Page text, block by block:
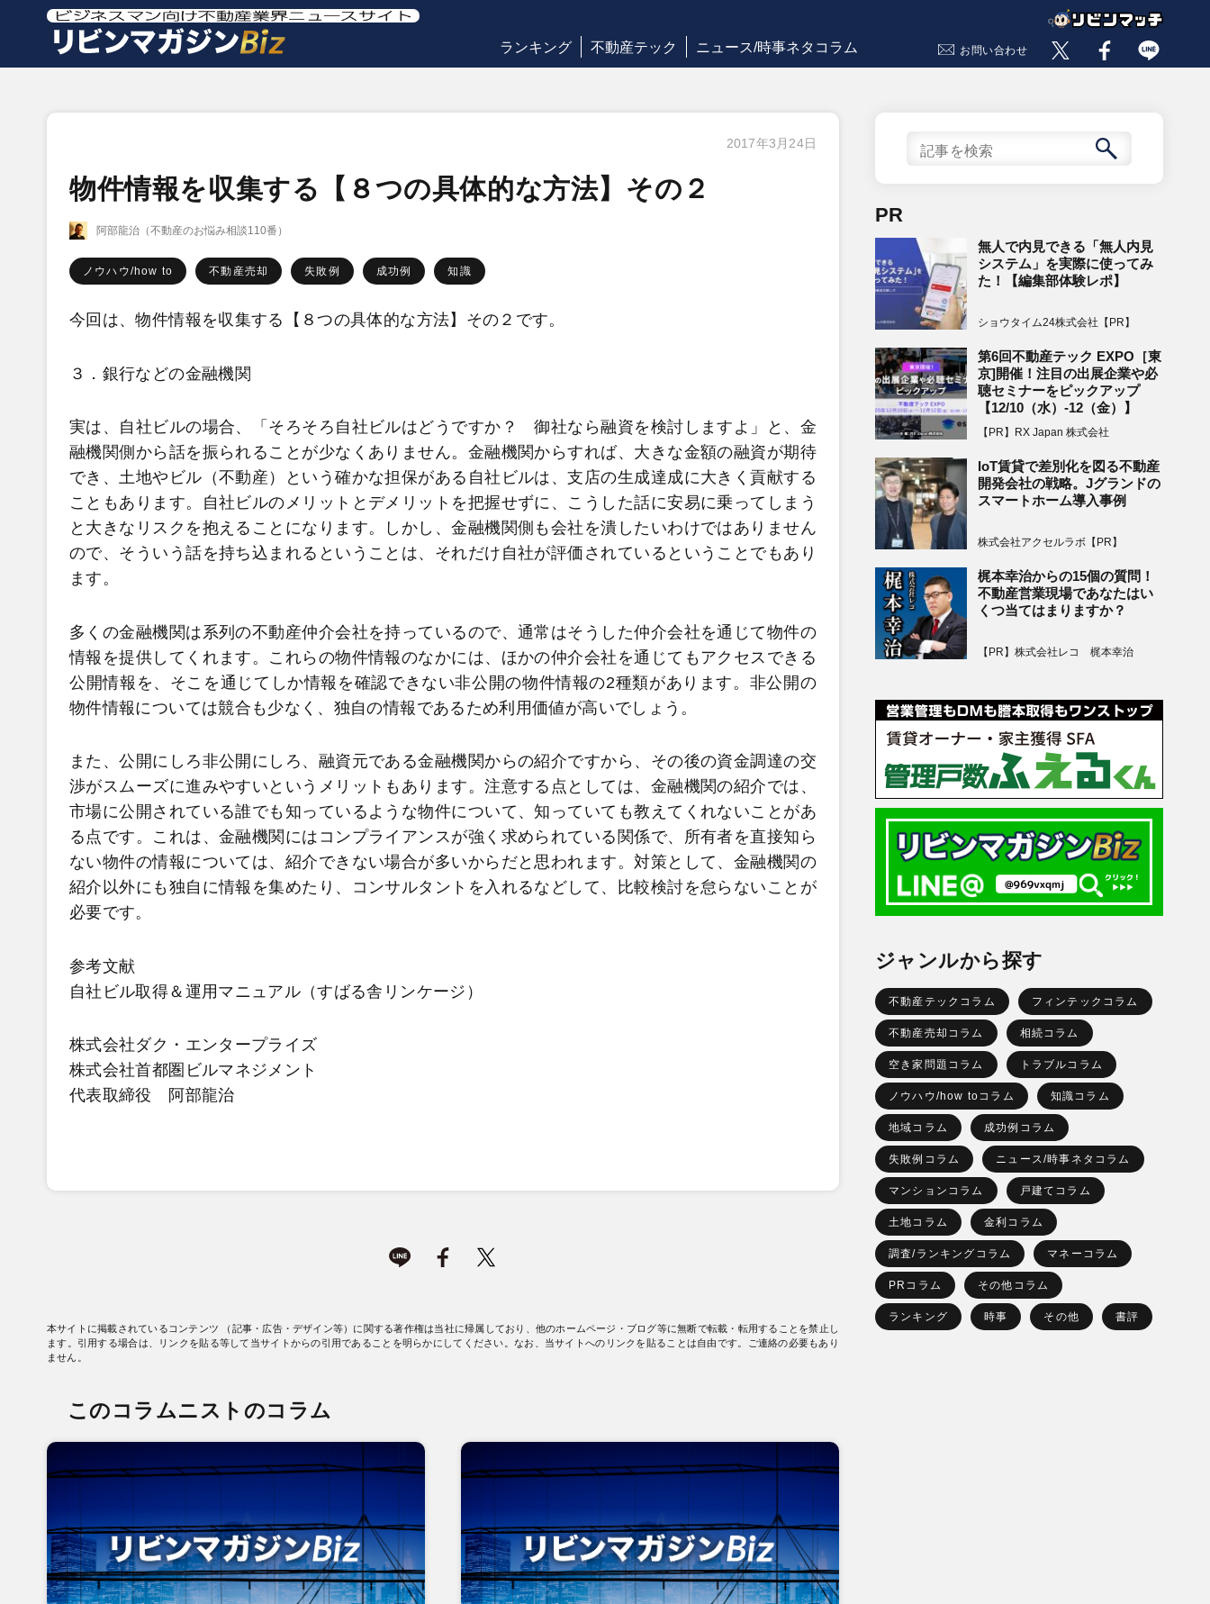
ランキング 不動産テック ニュース/時事ネタコラム お問い合わせ
2017年3月24日
物件情報を収集する【８つの具体的な方法】その２
阿部龍治（不動産のお悩み相談110番）
ノウハウ/how to 不動産売却 失敗例 成功例 知識
今回は、物件情報を収集する【８つの具体的な方法】その２です。
３．銀行などの金融機関
実は、自社ビルの場合、「そろそろ自社ビルはどうですか？ 御社なら融資を検討しますよ」と、金
融機関側から話を振られることが少なくありません。金融機関からすれば、大きな金額の融資が期待
でき、土地やビル（不動産）という確かな担保がある自社ビルは、支店の生成達成に大きく貢献する
こともあります。自社ビルのメリットとデメリットを把握せずに、こうした話に安易に乗ってしまう
と大きなリスクを抱えることになります。しかし、金融機関側も会社を潰したいわけではありません
ので、そういう話を持ち込まれるということは、それだけ自社が評価されているということでもあり
ます。
多くの金融機関は系列の不動産仲介会社を持っているので、通常はそうした仲介会社を通じて物件の
情報を提供してくれます。これらの物件情報のなかには、ほかの仲介会社を通じてもアクセスできる
公開情報を、そこを通じてしか情報を確認できない非公開の物件情報の2種類があります。非公開の
物件情報については競合も少なく、独自の情報であるため利用価値が高いでしょう。
また、公開にしろ非公開にしろ、融資元である金融機関からの紹介ですから、その後の資金調達の交
渉がスムーズに進みやすいというメリットもあります。注意する点としては、金融機関の紹介では、
市場に公開されている誰でも知っているような物件について、知っていても教えてくれないことがあ
る点です。これは、金融機関にはコンプライアンスが強く求められている関係で、所有者を直接知ら
ない物件の情報については、紹介できない場合が多いからだと思われます。対策として、金融機関の
紹介以外にも独自に情報を集めたり、コンサルタントを入れるなどして、比較検討を怠らないことが
必要です。
参考文献
自社ビル取得＆運用マニュアル（すばる舎リンケージ）
株式会社ダク・エンタープライズ
株式会社首都圏ビルマネジメント
代表取締役 阿部龍治
本サイトに掲載されているコンテンツ （記事・広告・デザイン等）に関する著作権は当社に帰属しており、他のホームページ・ブログ等に無断で転載・転用することを禁止し
ます。引用する場合は、リンクを貼る等して当サイトからの引用であることを明らかにしてください。なお、当サイトへのリンクを貼ることは自由です。ご連絡の必要もあり
ません。
このコラムニストのコラム
PR
無人で内見できる「無人内見
システム」を実際に使ってみ
た！【編集部体験レポ】
ショウタイム24株式会社【PR】
第6回不動産テック EXPO［東
京]開催！注目の出展企業や必
聴セミナーをピックアップ
【12/10（水）-12（金）】
【PR】RX Japan 株式会社
IoT賃貸で差別化を図る不動産
開発会社の戦略。Jグランドの
スマートホーム導入事例
株式会社アクセルラボ【PR】
梶本幸治からの15個の質問！
不動産営業現場であなたはい
くつ当てはまりますか？
【PR】株式会社レコ 梶本幸治
ジャンルから探す
不動産テックコラム フィンテックコラム
不動産売却コラム 相続コラム
空き家問題コラム トラブルコラム
ノウハウ/how toコラム 知識コラム
地域コラム 成功例コラム
失敗例コラム ニュース/時事ネタコラム
マンションコラム 戸建てコラム
土地コラム 金利コラム
調査/ランキングコラム マネーコラム
PRコラム その他コラム
ランキング 時事 その他 書評